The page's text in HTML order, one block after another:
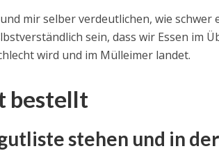
mir selber verdeutlichen, wie schwer
sein, dass wir Essen im
wird und im Mülleimer landet.
bestellt
stehen und in